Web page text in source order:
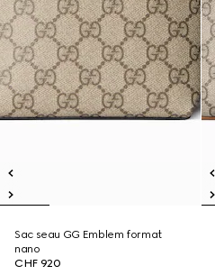
Sac seau GG Emblem format
nano
CHF 920